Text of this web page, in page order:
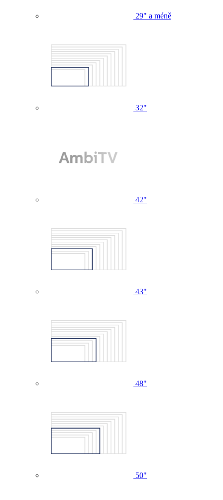
29" a méně
32"
42"
43"
48"
50"